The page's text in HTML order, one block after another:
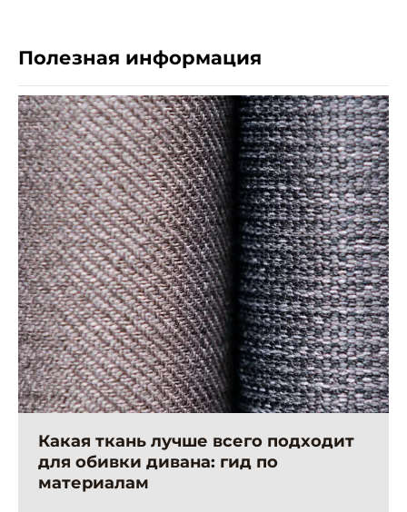
Полезная информация
Какая ткань лучше всего подходит
для обивки дивана: гид по
материалам